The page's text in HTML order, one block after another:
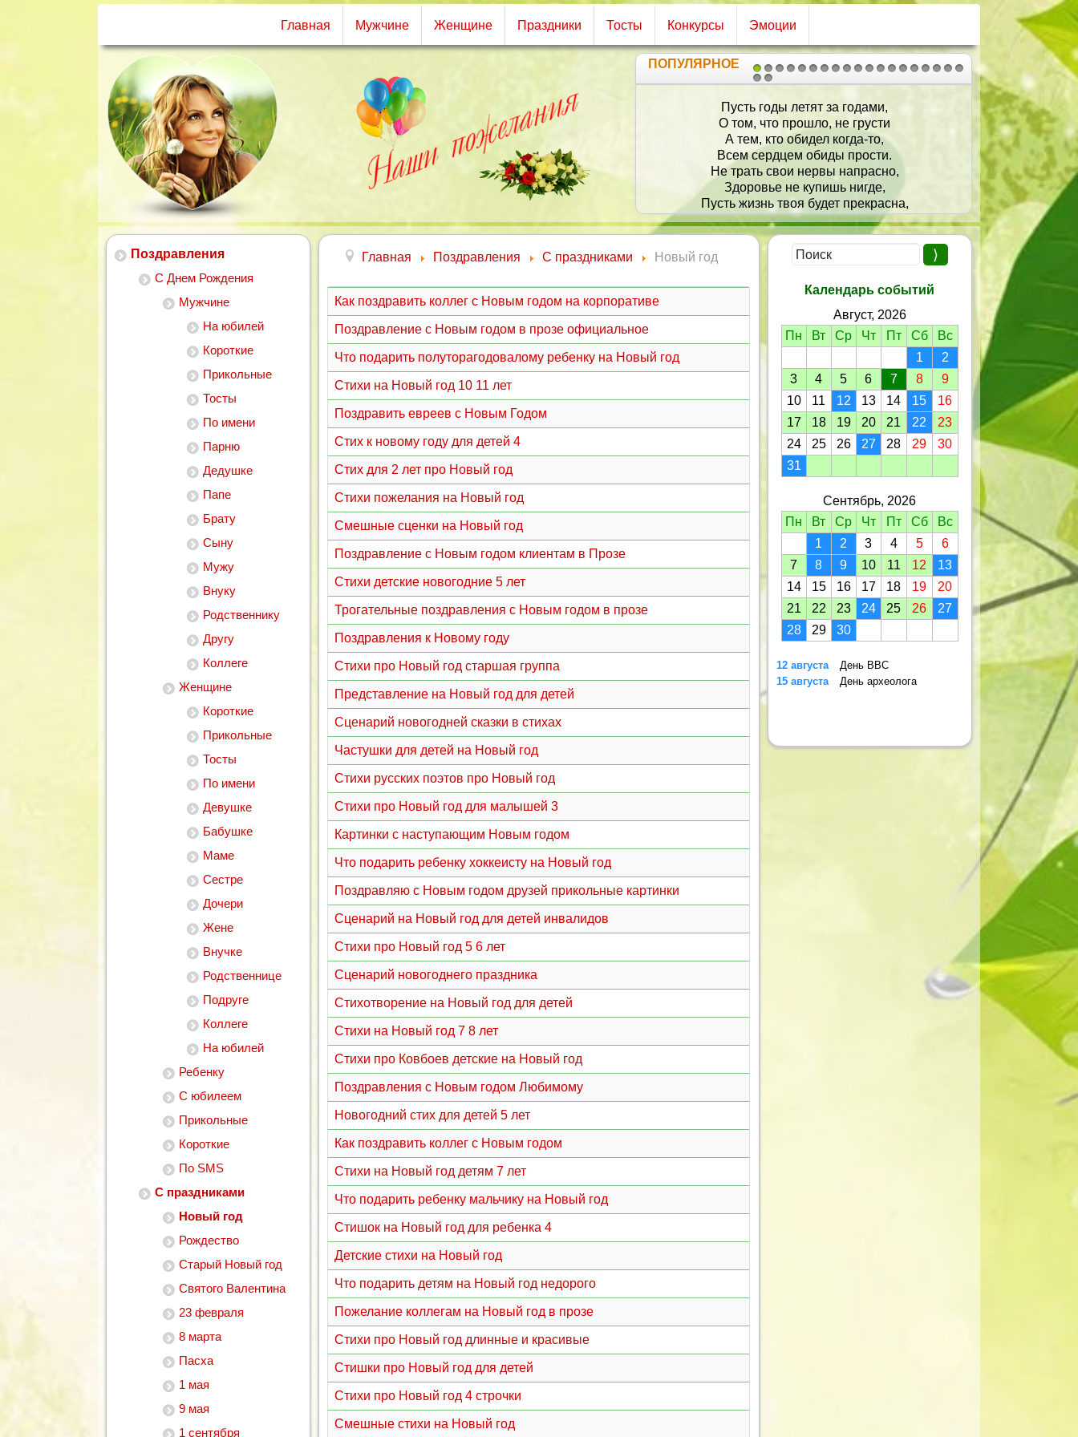
Главная Мужчине Женщине Праздники Тосты Конкурсы Эмоции
1 2
2021
ПОПУЛЯРНОЕ
Пусть годы летят за годами,
О том, что прошло, не грусти
А тем, кто обидел когда-то,
Всем сердцем обиды прости.
Не трать свои нервы напрасно,
Здоровье не купишь нигде,
Пусть жизнь твоя будет прекрасна,
Мы счастья желаем тебе!
Вокруг
Чтобы
Ведь
Пусть
Всю
Поздравления
С Днем Рождения
Мужчине
На юбилей
Короткие
Прикольные
Тосты
По имени
Парню
Дедушке
Папе
Брату
Сыну
Мужу
Внуку
Родственнику
Другу
Коллеге
Женщине
Короткие
Прикольные
Тосты
По имени
Девушке
Бабушке
Маме
Сестре
Дочери
Жене
Внучке
Родственнице
Подруге
Коллеге
На юбилей
Ребенку
С юбилеем
Прикольные
Короткие
По SMS
С праздниками
Новый год
Рождество
Старый Новый год
Святого Валентина
23 февраля
8 марта
Пасха
1 мая
9 мая
1 сентября
Главная Поздравления С праздниками Новый год
Как поздравить коллег с Новым годом на корпоративе
Поздравление с Новым годом в прозе официальное
Что подарить полуторагодовалому ребенку на Новый год
Стихи на Новый год 10 11 лет
Поздравить евреев с Новым Годом
Стих к новому году для детей 4
Стих для 2 лет про Новый год
Стихи пожелания на Новый год
Смешные сценки на Новый год
Поздравление с Новым годом клиентам в Прозе
Стихи детские новогодние 5 лет
Трогательные поздравления с Новым годом в прозе
Поздравления к Новому году
Стихи про Новый год старшая группа
Представление на Новый год для детей
Сценарий новогодней сказки в стихах
Частушки для детей на Новый год
Стихи русских поэтов про Новый год
Стихи про Новый год для малышей 3
Картинки с наступающим Новым годом
Что подарить ребенку хоккеисту на Новый год
Поздравляю с Новым годом друзей прикольные картинки
Сценарий на Новый год для детей инвалидов
Стихи про Новый год 5 6 лет
Сценарий новогоднего праздника
Стихотворение на Новый год для детей
Стихи на Новый год 7 8 лет
Стихи про Ковбоев детские на Новый год
Поздравления с Новым годом Любимому
Новогодний стих для детей 5 лет
Как поздравить коллег с Новым годом
Стихи на Новый год детям 7 лет
Что подарить ребенку мальчику на Новый год
Стишок на Новый год для ребенка 4
Детские стихи на Новый год
Что подарить детям на Новый год недорого
Пожелание коллегам на Новый год в прозе
Стихи про Новый год длинные и красивые
Стишки про Новый год для детей
Стихи про Новый год 4 строчки
Смешные стихи на Новый год
Календарь событий
Август, 2026
Пн
Вт Ср Чт Пт Сб
Вс
1
2
3
4 5 6 7 8
9
10
11 12 13 14 15
16
17
18 19 20 21 22
23
24
25 26 27 28 29
30
31
Сентябрь, 2026
Пн
Вт Ср Чт Пт Сб
Вс
1
2 3 4 5
6
7
8 9 10 11 12
13
14
15 16 17 18 19
20
21
22 23 24 25 26
27
28
29 30
12 августа
День ВВС
15 августа
День археолога